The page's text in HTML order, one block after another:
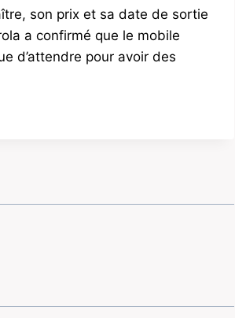
son prix et sa date de sortie
a confirmé que le mobile
d’attendre pour avoir des